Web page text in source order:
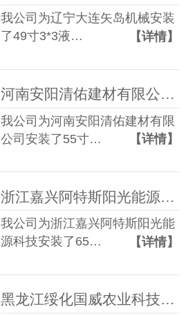
我公司为辽宁大连矢岛机械安装
了49寸3*3液…
【详情】
河南安阳清佑建材有限公司55寸3.5mm 2*4液晶拼接屏
我公司为河南安阳清佑建材有限
公司安装了55寸…
【详情】
浙江嘉兴阿特斯阳光能源科技65寸3.5mm 3*3液晶拼接屏
我公司为浙江嘉兴阿特斯阳光能
源科技安装了65…
【详情】
黑龙江绥化国威农业科技有限公司55寸3.5mm 2*3液晶拼接屏